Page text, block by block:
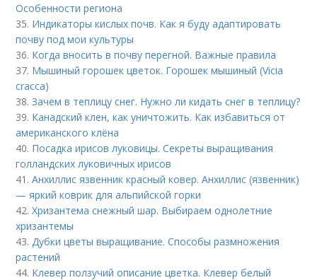
Особенности региона
35. Индикаторы кислых почв. Как я буду адаптировать
почву под мои культуры
36. Когда вносить в почву перегной. Важные правила
37. Мышиный горошек цветок. Горошек мышиный (Vicia
cracca)
38.Зачем в теплицу снег. Нужно ли кидать снег в теплицу?
39. Канадский клен, как уничтожить. Как избавиться от
американского клёна
40. Посадка ирисов луковицы. Секреты выращивания
голландских луковичных ирисов
41.Анхиллис язвенник красный ковер. Анхиллис (язвенник)
— яркий коврик для альпийской горки
42.Хризантема снежный шар. Выбираем однолетние
хризантемы
43. Дубки цветы выращивание. Способы размножения
растений
44. Клевер ползучий описание цветка. Клевер белый